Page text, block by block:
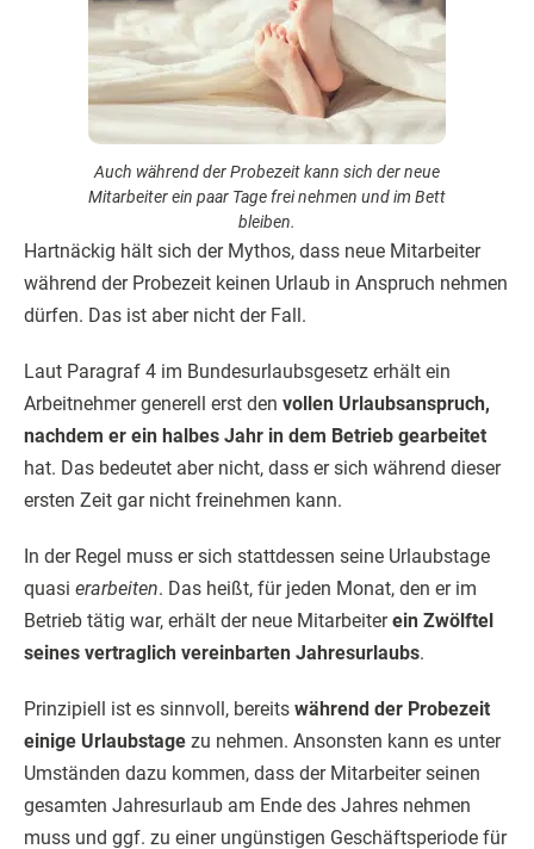
Auch während der Probezeit kann sich der neue
Mitarbeiter ein paar Tage frei nehmen und im Bett
bleiben.
Hartnäckig hält sich der Mythos, dass neue Mitarbeiter
während der Probezeit keinen Urlaub in Anspruch nehmen
dürfen. Das ist aber nicht der Fall.
Laut Paragraf 4 im Bundesurlaubsgesetz erhält ein
Arbeitnehmer generell erst den vollen Urlaubsanspruch,
nachdem er ein halbes Jahr in dem Betrieb gearbeitet
hat. Das bedeutet aber nicht, dass er sich während dieser
ersten Zeit gar nicht freinehmen kann.
In der Regel muss er sich stattdessen seine Urlaubstage
quasi erarbeiten. Das heißt, für jeden Monat, den er im
Betrieb tätig war, erhält der neue Mitarbeiterein Zwölftel
seines vertraglich vereinbarten Jahresurlaubs.
Prinzipiell ist es sinnvoll, bereits während der Probezeit
einige Urlaubstage zu nehmen. Ansonsten kann es unter
Umständen dazu kommen, dass der Mitarbeiter seinen
gesamten Jahresurlaub am Ende des Jahres nehmen
muss und ggf. zu einer ungünstigen Geschäftsperiode für